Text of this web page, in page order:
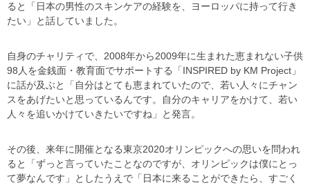
ると「日本の男性のスキンケアの経験を、ヨーロッパに持って行き
たい」と話していました。
自身のチャリティで、2008年から2009年に生まれた恵まれない子供
98人を金銭面・教育面でサポートする「INSPIRED by KM Project」
に話が及ぶと「自分はとても恵まれていたので、若い人々にチャン
スをあげたいと思っているんです。自分のキャリアをかけて、若い
人々を追いかけていきたいですね」と発言。
その後、来年に開催となる東京2020オリンピックへの思いを問われ
ると「ずっと言っていたことなのですが、オリンピックは僕にとっ
て夢なんです」としたうえで「日本に来ることができたら、すごく